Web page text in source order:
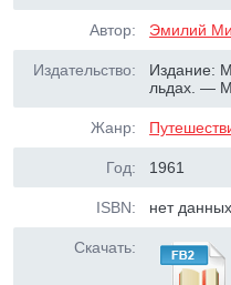
Автор: Эмилий
Издательство:
Издание:
льдах. —
Жанр:
Год: 1961
ISBN: нет данных
Скачать: